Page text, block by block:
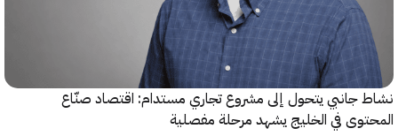
جانبي يتحول إلى مشروع تجاري مستدام: اقتصاد صنّاع
في الخليج يشهد مرحلة مفصلية